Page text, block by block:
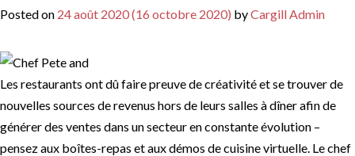
Posted on 24 août 2020(16 octobre 2020) byCargill Admin
Les restaurants ont dû faire preuve de créativité et se trouver de
nouvelles sources de revenus hors de leurs salles à dîner afin de
générer des ventes dans un secteur en constante évolution –
pensez aux boîtes-repas et aux démos de cuisine virtuelle. Le chef